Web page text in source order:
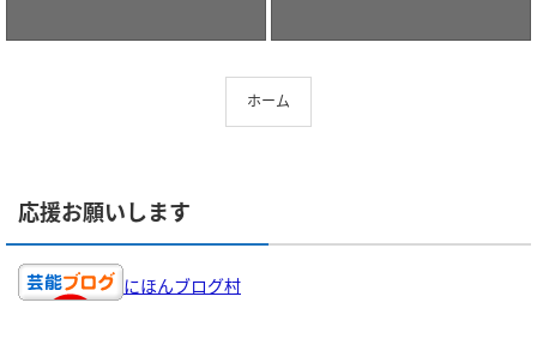
ホーム
応援お願いします
にほんブログ村